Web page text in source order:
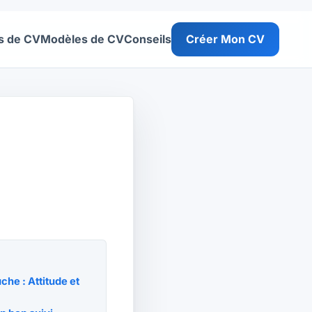
de CVModèles de CVConseils Créer Mon CV
: Attitude et